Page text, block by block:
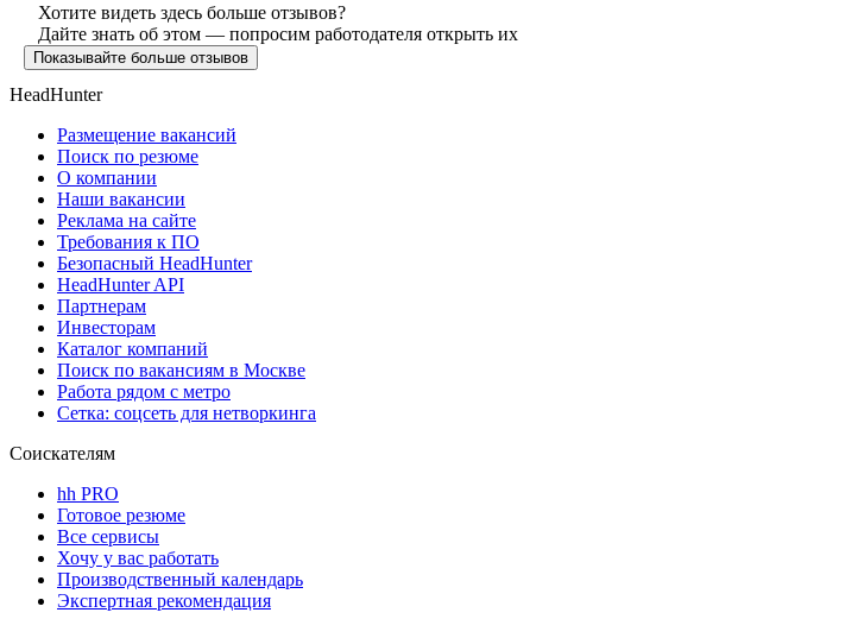
Хотите видеть здесь больше отзывов?
Дайте знать об этом — попросим работодателя открыть их
Показывайте больше отзывов
HeadHunter
Размещение вакансий
Поиск по резюме
О компании
Наши вакансии
Реклама на сайте
Требования к ПО
Безопасный HeadHunter
HeadHunter API
Партнерам
Инвесторам
Каталог компаний
Поиск по вакансиям в Москве
Работа рядом с метро
Сетка: соцсеть для нетворкинга
Соискателям
hh PRO
Готовое резюме
Все сервисы
Хочу у вас работать
Производственный календарь
Экспертная рекомендация